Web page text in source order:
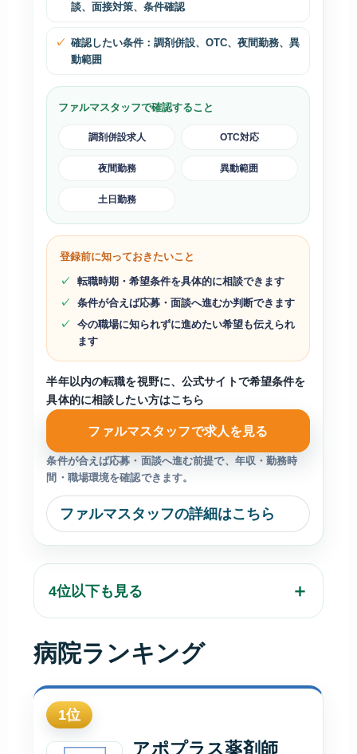
談、面接対策、条件確認
確認したい条件：調剤併設、OTC、夜間勤務、異
動範囲
ファルマスタッフで確認すること
調剤併設求人 OTC対応
夜間勤務 異動範囲
土日勤務
登録前に知っておきたいこと
転職時期・希望条件を具体的に相談できます
条件が合えば応募・面談へ進むか判断できます
今の職場に知られずに進めたい希望も伝えられ
ます
半年以内の転職を視野に、公式サイトで希望条件を
具体的に相談したい方はこちら
ファルマスタッフで求人を見る
条件が合えば応募・面談へ進む前提で、年収・勤務時
間・職場環境を確認できます。
ファルマスタッフの詳細はこちら
4位以下も見る
病院ランキング
1位
アポプラス薬剤師